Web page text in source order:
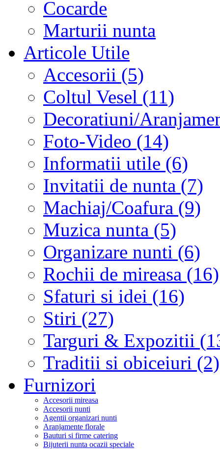
Cocarde
Marturii nunta
Articole Utile
Accesorii (5)
Coltul Vesel (11)
Decoratiuni/
Foto-Video (14)
Informatii utile (6)
Invitatii de nunta (7)
Machiaj/Coafura (9)
Muzica nunta (5)
Organizare nunti (6)
Rochii de mireasa (16)
Sfaturi si idei (16)
Stiri (27)
Targuri & Expozitii
Traditii si obiceiuri (2)
Furnizori
Accesorii mireasa
Accesorii nunti
Agentii organizari nunti
Aranjamente florale
Bauturi si firme catering
Bijuterii nunta ocazii speciale